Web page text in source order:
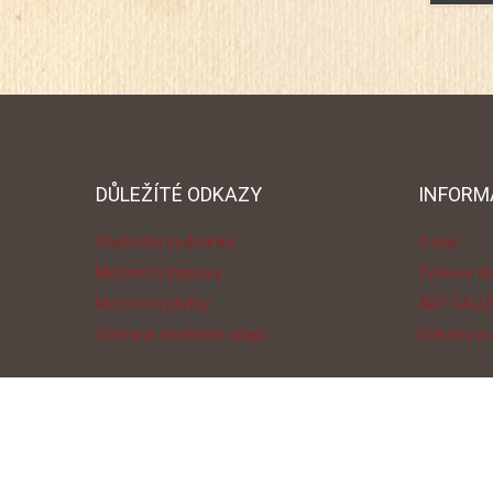
DŮLEŽÍTÉ ODKAZY
Obchodní podmínky
Možnosti dopravy
Možnosti platby
Ochrana osobních údajů
O nás
Tiskové
ART
Odstíny a